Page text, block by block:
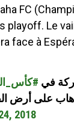
FC
playoff. Le
face à
في
على أرض
2018